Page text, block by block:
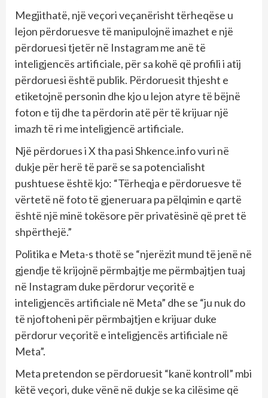
Megjithatë, një veçori veçanërisht tërheqëse u
lejon përdoruesve të manipulojnë imazhet e një
përdoruesi tjetër në Instagram me anë të
inteligjencës artificiale, për sa kohë që profili i atij
përdoruesi është publik. Përdoruesit thjesht e
etiketojnë personin dhe kjo u lejon atyre të bëjnë
foton e tij dhe ta përdorin atë për të krijuar një
imazh të ri me inteligjencë artificiale.
Një përdorues i X tha pasi Shkence.info vuri në
dukje për herë të parë se sa potencialisht
pushtuese është kjo: “Tërheqja e përdoruesve të
vërtetë në foto të gjeneruara pa pëlqimin e qartë
është një minë tokësore për privatësinë që pret të
shpërthejë.”
Politika e Meta-s thotë se “njerëzit mund të jenë në
gjendje të krijojnë përmbajtje me përmbajtjen tuaj
në Instagram duke përdorur veçoritë e
inteligjencës artificiale në Meta” dhe se “ju nuk do
të njoftoheni për përmbajtjen e krijuar duke
përdorur veçoritë e inteligjencës artificiale në
Meta”.
Meta pretendon se përdoruesit “kanë kontroll” mbi
këtë veçori, duke vënë në dukje se ka cilësime që